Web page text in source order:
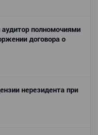
полномочиями
договора о
нерезидента при